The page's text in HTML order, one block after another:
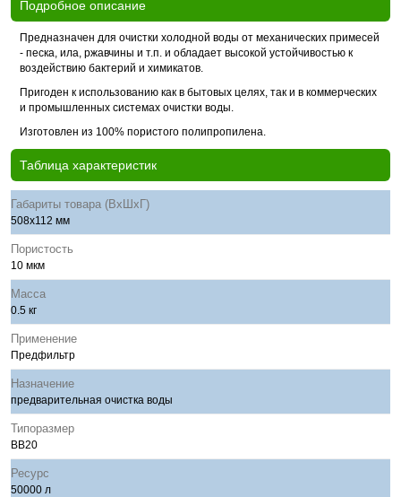
Подробное описание
Предназначен для очистки холодной воды от механических примесей
- песка, ила, ржавчины и т.п. и обладает высокой устойчивостью к
воздействию бактерий и химикатов.
Пригоден к использованию как в бытовых целях, так и в коммерческих
и промышленных системах очистки воды.
Изготовлен из 100% пористого полипропилена.
Таблица характеристик
Габариты товара (ВхШхГ)
508х112 мм
Пористость
10 мкм
Масса
0.5 кг
Применение
Предфильтр
Назначение
предварительная очистка воды
Типоразмер
BB20
Ресурс
50000 л